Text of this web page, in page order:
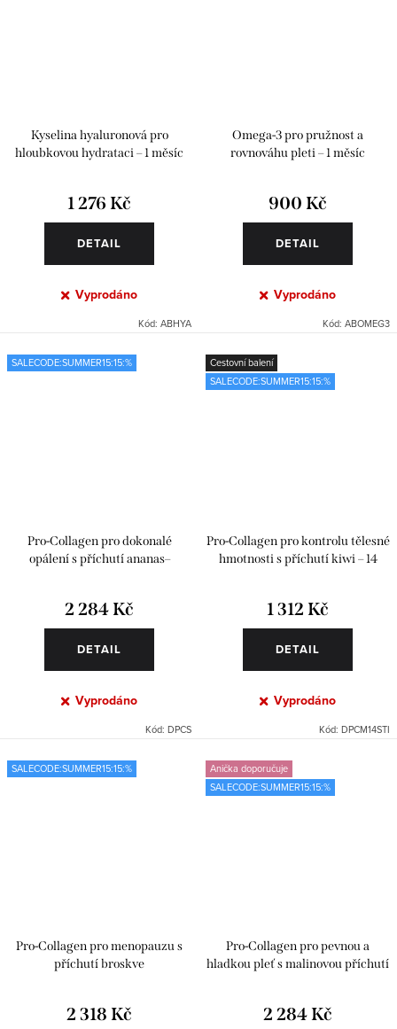
Kyselina hyaluronová pro
hloubkovou hydrataci – 1 měsíc
1 276 Kč
DETAIL
Vyprodáno
Kód: ABHYA
Omega-3 pro pružnost a
rovnováhu pleti – 1 měsíc
900 Kč
DETAIL
Vyprodáno
Kód: ABOMEG3
SALECODE:SUMMER15:15:%
Pro-Collagen pro dokonalé
opálení s příchutí ananas–
2 284 Kč
DETAIL
Vyprodáno
Kód: DPCS
Cestovní balení
SALECODE:SUMMER15:15:%
Pro-Collagen pro kontrolu tělesné
hmotnosti s příchutí kiwi – 14
1 312 Kč
DETAIL
Vyprodáno
Kód: DPCM14STI
SALECODE:SUMMER15:15:%
Pro-Collagen pro menopauzu s
příchutí broskve
2 318 Kč
Anička doporučuje
SALECODE:SUMMER15:15:%
Pro-Collagen pro pevnou a
hladkou pleť s malinovou příchutí
2 284 Kč